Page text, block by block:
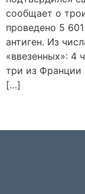
сообщает о
проведено 5
антиген. Из
«ввезенных»: 4
три из Франции
[…]